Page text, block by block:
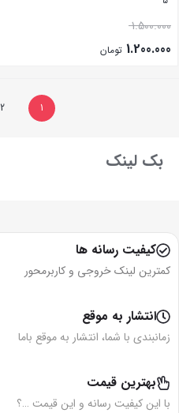
1.500.000
1.200.000 تومان
1
2
بک لینک
کیفیت رسانه ها
کمترین لینک خروجی و کاربرمحور
انتشار به موقع
زمانبندی با شما، انتشار به موقع باما
بهترین قیمت
با این کیفیت رسانه و این قیمت …؟